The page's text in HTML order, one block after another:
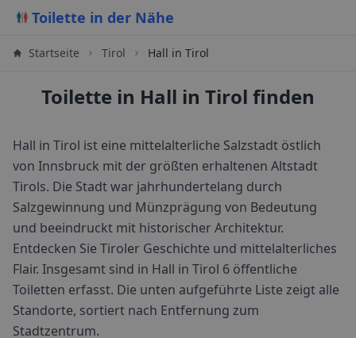
Toilette in der Nähe
Startseite Tirol Hall in Tirol
Toilette in Hall in Tirol finden
Hall in Tirol ist eine mittelalterliche Salzstadt östlich
von Innsbruck mit der größten erhaltenen Altstadt
Tirols. Die Stadt war jahrhundertelang durch
Salzgewinnung und Münzprägung von Bedeutung
und beeindruckt mit historischer Architektur.
Entdecken Sie Tiroler Geschichte und mittelalterliches
Flair. Insgesamt sind in Hall in Tirol 6 öffentliche
Toiletten erfasst. Die unten aufgeführte Liste zeigt alle
Standorte, sortiert nach Entfernung zum
Stadtzentrum.